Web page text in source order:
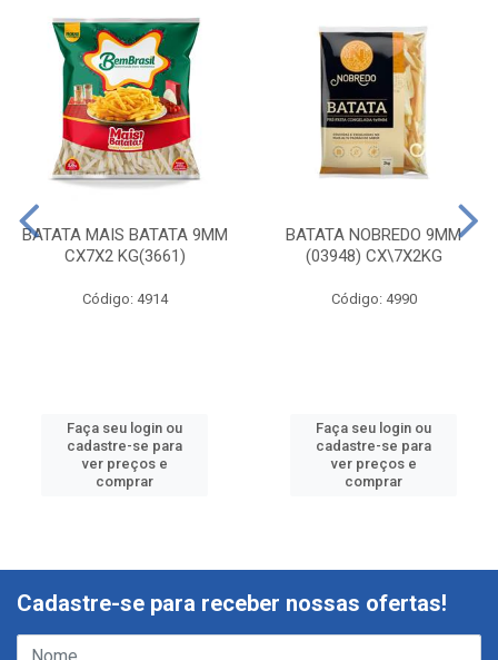
BATATA MAIS BATATA 9MM
CX7X2 KG(3661)
Código: 4914
Faça seu login ou
cadastre-se para
ver preços e
comprar
BATATA NOBREDO 9MM
(03948) CX\7X2KG
Código: 4990
Faça seu login ou
cadastre-se para
ver preços e
comprar
Cadastre-se para receber nossas ofertas!